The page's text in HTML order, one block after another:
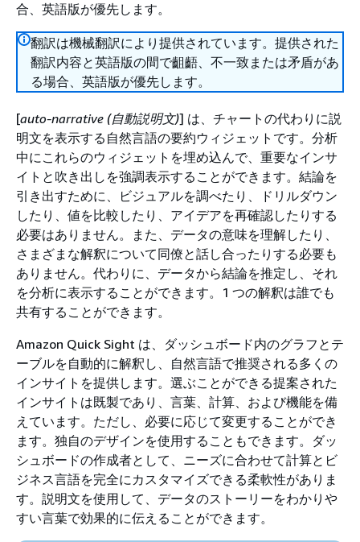
合、英語版が優先します。
翻訳は機械翻訳により提供されています。提供された
翻訳内容と英語版の間で齟齬、不一致または矛盾があ
る場合、英語版が優先します。
[auto-narrative (自動説明文)] は、チャートの代わりに説
明文を表示する自然言語の要約ウィジェットです。分析
中にこれらのウィジェットを埋め込んで、重要なインサ
イトと吹き出しを強調表示することができます。結論を
引き出すために、ビジュアルを調べたり、ドリルダウン
したり、値を比較したり、アイデアを再確認したりする
必要はありません。また、データの意味を理解したり、
さまざまな解釈について同僚と話し合ったりする必要も
ありません。代わりに、データから結論を推定し、それ
を分析に表示することができます。1 つの解釈は誰でも
共有することができます。
Amazon Quick Sight は、ダッシュボード内のグラフとテ
ーブルを自動的に解釈し、自然言語で推奨される多くの
インサイトを提供します。選ぶことができる提案された
インサイトは既製であり、言葉、計算、および機能を備
えています。ただし、必要に応じて変更することができ
ます。独自のデザインを使用することもできます。ダッ
シュボードの作成者として、ニーズに合わせて計算とビ
ジネス言語を完全にカスタマイズできる柔軟性がありま
す。説明文を使用して、データのストーリーをわかりや
すい言葉で効果的に伝えることができます。